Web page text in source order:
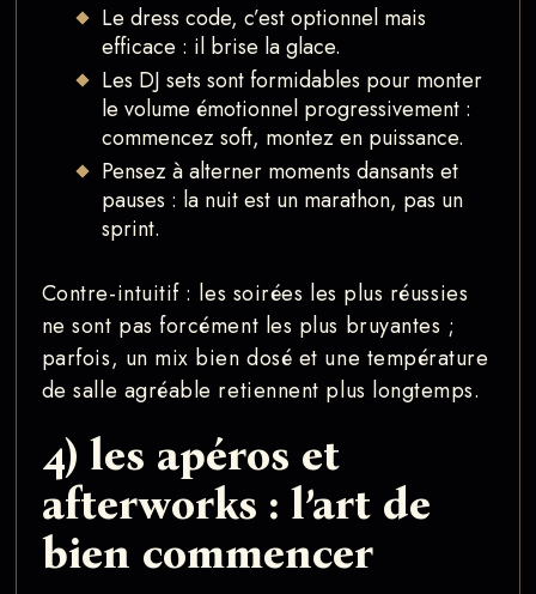
Le dress code, c’est optionnel mais
efficace : il brise la glace.
Les DJ sets sont formidables pour monter
le volume émotionnel progressivement :
commencez soft, montez en puissance.
Pensez à alterner moments dansants et
pauses : la nuit est un marathon, pas un
sprint.
Contre-intuitif : les soirées les plus réussies
ne sont pas forcément les plus bruyantes ;
parfois, un mix bien dosé et une température
de salle agréable retiennent plus longtemps.
4) les apéros et
afterworks : l’art de
bien commencer